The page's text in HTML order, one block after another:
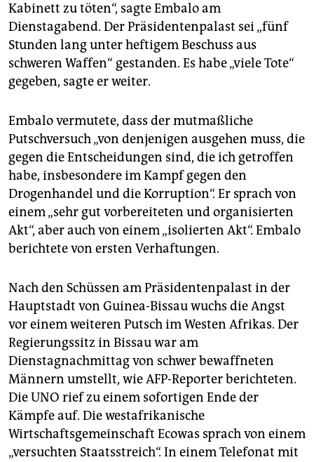
abo
genossenschaft
epaper login
Kabinett zu töten“, sagte Embalo am
Dienstagabend. Der Präsidentenpalast sei „fünf
Stunden lang unter heftigem Beschuss aus
schweren Waffen“ gestanden. Es habe „viele Tote“
gegeben, sagte er weiter.
Embalo vermutete, dass der mutmaßliche
Putschversuch „von denjenigen ausgehen muss, die
gegen die Entscheidungen sind, die ich getroffen
habe, insbesondere im Kampf gegen den
Drogenhandel und die Korruption“. Er sprach von
einem „sehr gut vorbereiteten und organisierten
Akt“, aber auch von einem „isolierten Akt“. Embalo
berichtete von ersten Verhaftungen.
Nach den Schüssen am Präsidentenpalast in der
Hauptstadt von Guinea-Bissau wuchs die Angst
vor einem weiteren Putsch im Westen Afrikas. Der
Regierungssitz in Bissau war am
Dienstagnachmittag von schwer bewaffneten
Männern umstellt, wie AFP-Reporter berichteten.
Die UNO rief zu einem sofortigen Ende der
Kämpfe auf. Die westafrikanische
Wirtschaftsgemeinschaft Ecowas sprach von einem
„versuchten Staatsstreich“. In einem Telefonat mit